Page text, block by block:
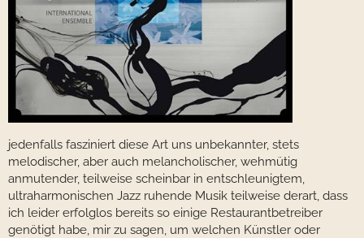
jedenfalls fasziniert diese Art uns unbekannter, stets
melodischer, aber auch melancholischer, wehmütig
anmutender, teilweise scheinbar in entschleunigtem,
ultraharmonischen Jazz ruhende Musik teilweise derart, dass
ich leider erfolglos bereits so einige Restaurantbetreiber
genötigt habe, mir zu sagen, um welchen Künstler oder